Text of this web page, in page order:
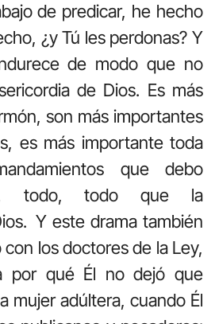
de predicar, he hecho
¿y Tú les perdonas? Y
de modo que no
de Dios. Es más
son más importantes
es más importante toda
que debo
todo, todo que la
Y este drama también
los doctores de la Ley,
por qué Él no dejó que
mujer adúltera, cuando Él